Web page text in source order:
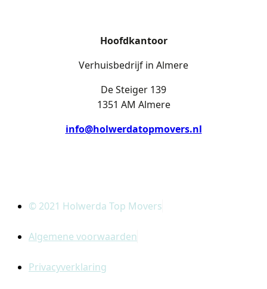
Hoofdkantoor
Verhuisbedrijf in Almere
De Steiger 139
1351 AM Almere
info@holwerdatopmovers.nl
© 2021 Holwerda Top Movers
Algemene voorwaarden
Privacyverklaring